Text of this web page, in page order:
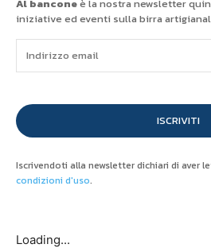
Al banconeè la nostra newsletter
iniziative ed eventi sulla birra
ISCRIVITI
Iscrivendoti alla newsletter dichiari di aver
condizioni d'uso.
Loading...